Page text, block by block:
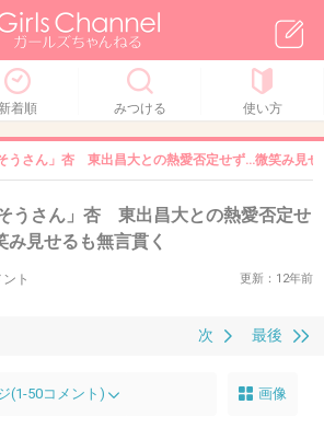
新着順 みつける 使い方
そうさん」杏 東出昌大との熱愛否定せず…微笑み見せ
そうさん」杏 東出昌大との熱愛否定せ
み見せるも無言貫く
ト 更新：12年前
最後
次
(1-50コメント) 画像